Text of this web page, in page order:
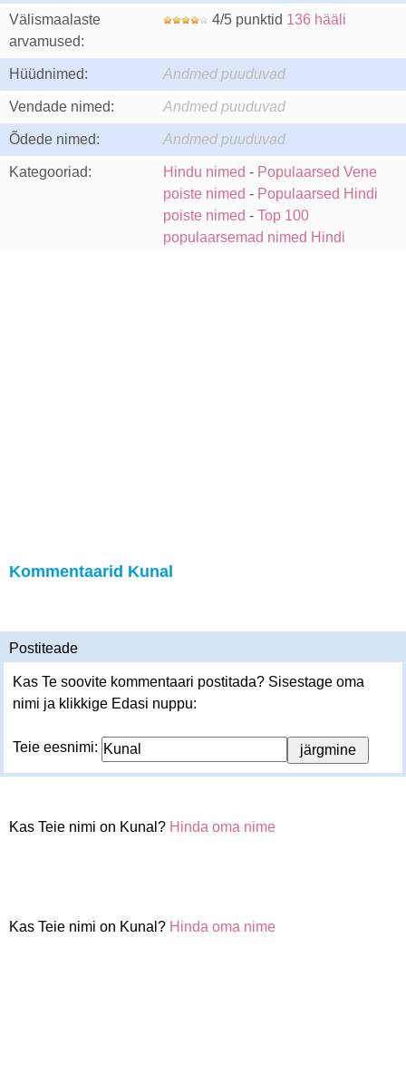
Välismaalaste
arvamused:
4/5 punktid 136 hääli
Hüüdnimed: Andmed puuduvad
Vendade nimed: Andmed puuduvad
Õdede nimed: Andmed puuduvad
Kategooriad: Hindu nimed - Populaarsed Vene
poiste nimed - Populaarsed Hindi
poiste nimed - Top 100
populaarsemad nimed Hindi
Kommentaarid Kunal
Postiteade
Kas Te soovite kommentaari postitada? Sisestage oma
nimi ja klikkige Edasi nuppu:
Teie eesnimi:
Kas Teie nimi on Kunal? Hinda oma nime
Kas Teie nimi on Kunal? Hinda oma nime